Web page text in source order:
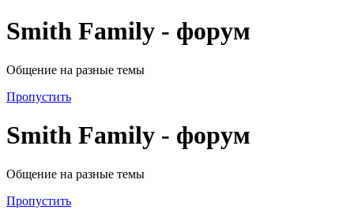
Smith Family - форум
Общение на разные темы
Пропустить
Smith Family - форум
Общение на разные темы
Пропустить